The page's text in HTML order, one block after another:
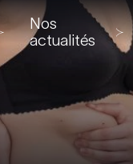
Nos
actualités